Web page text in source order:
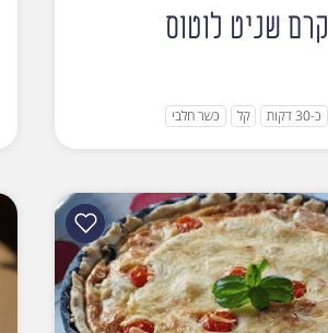
קרם שניט לוטוס
כ-30 דקות קל כשר חלבי